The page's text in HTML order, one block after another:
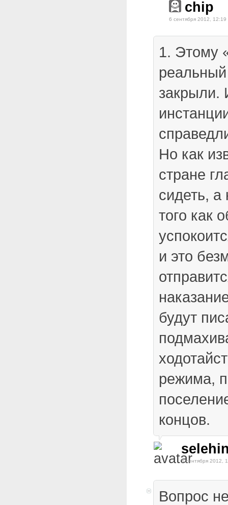
chip
6 сентября 2012, 12:19
1. Этому
закрыли.
Но как
стране
сидеть, а
того как
и это
будут
режима,
концов.
5 сентября 2012,
Вопрос